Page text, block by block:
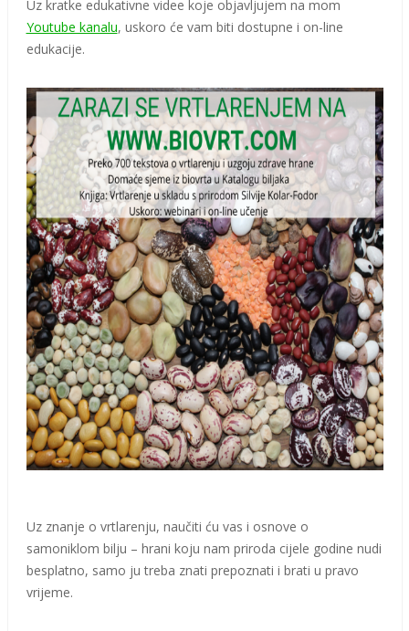
Uz kratke edukativne videe koje objavljujem na mom
Youtube kanalu, uskoro će vam biti dostupne i on-line
edukacije.
Uz znanje o vrtlarenju, naučiti ću vas i osnove o
samoniklom bilju – hrani koju nam priroda cijele godine nudi
besplatno, samo ju treba znati prepoznati i brati u pravo
vrijeme.